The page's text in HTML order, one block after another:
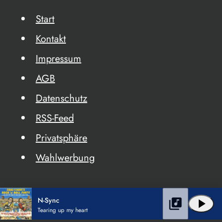
Start
Kontakt
Impressum
AGB
Datenschutz
RSS-Feed
Privatsphäre
Wahlwerbung
N-Sync
Tearing up my heart play_arrow
library_music